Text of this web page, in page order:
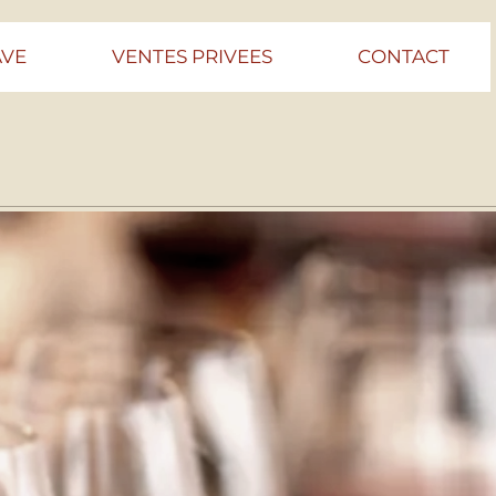
VENTES PRIVEES CONTACT